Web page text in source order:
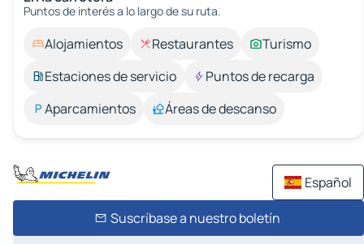
Puntos de interés a lo largo de su ruta.
Alojamientos Restaurantes
Turismo
Estaciones de servicio
Puntos de recarga
Aparcamientos
Áreas de descanso
Español
Suscríbase a nuestro boletín